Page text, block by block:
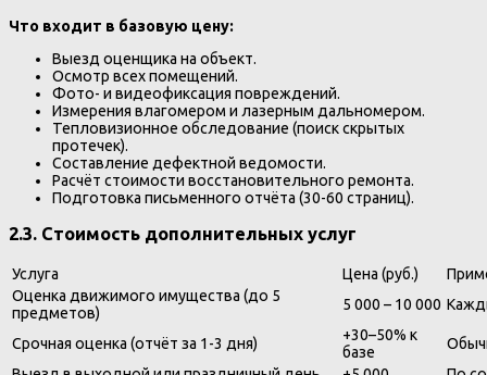
Что входит в базовую цену:
Выезд оценщика на объект.
Осмотр всех помещений.
Фото- и видеофиксация повреждений.
Измерения влагомером и лазерным дальномером.
Тепловизионное обследование (поиск скрытых
протечек).
Составление дефектной ведомости.
Расчёт стоимости восстановительного ремонта.
Подготовка письменного отчёта (30-60 страниц).
2.3. Стоимость дополнительных услуг
Услуга Цена (руб.)
Оценка движимого имущества (до 5
предметов)
5 000 – 10 000
Срочная оценка (отчёт за 1-3 дня)
+30–50% к
базе